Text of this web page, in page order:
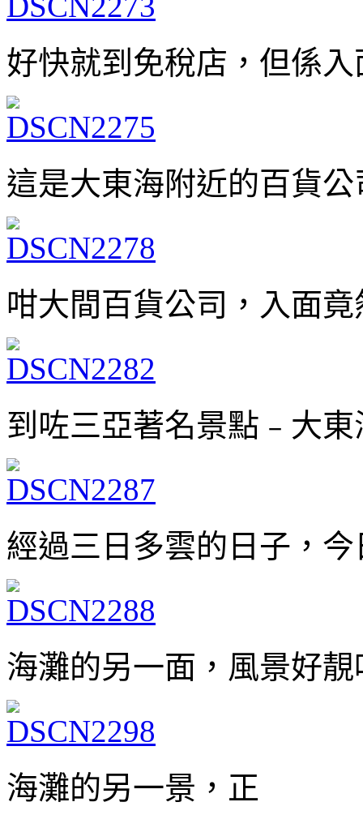
好快就到免稅店，但係
這是大東海附近的百貨公
咁大間百貨公司，入面
到咗三亞著名景點﹣大東
經過三日多雲的日子，
海灘的另一面，風景好靚
海灘的另一景，正